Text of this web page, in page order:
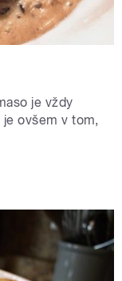
je vždy
ovšem v tom,